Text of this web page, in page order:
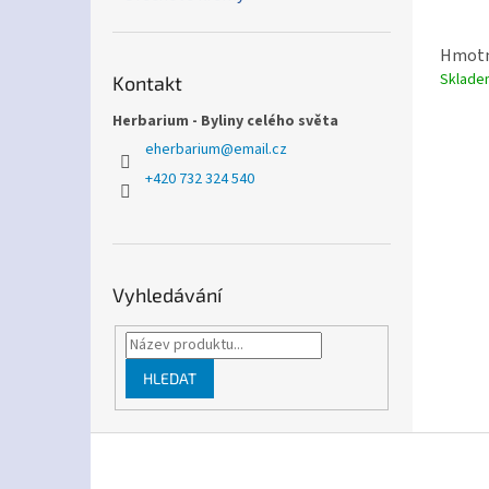
Kontakt
Herbarium - Byliny celého světa
eherbarium@email.cz
+420 732 324 540
Vyhledávání
HLEDAT